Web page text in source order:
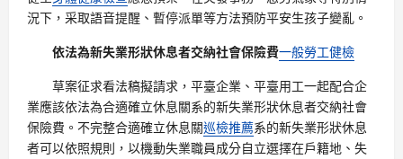
況下，采取語音提醒、暫停派單等方法預防平安生孩子變亂。
依法為新失業形狀休息者交納社會保險費一般勞工健檢
草案征求看法稿擬請求，平臺企業、平臺用工一起配合企
業應該依法為合適確立休息關系的新失業形狀休息者交納社會
保險費。不完整合適確立休息關巡檢推薦系的新失業形狀休息
者可以依照規則，以機動失業職員成分自立選擇在戶籍地、失